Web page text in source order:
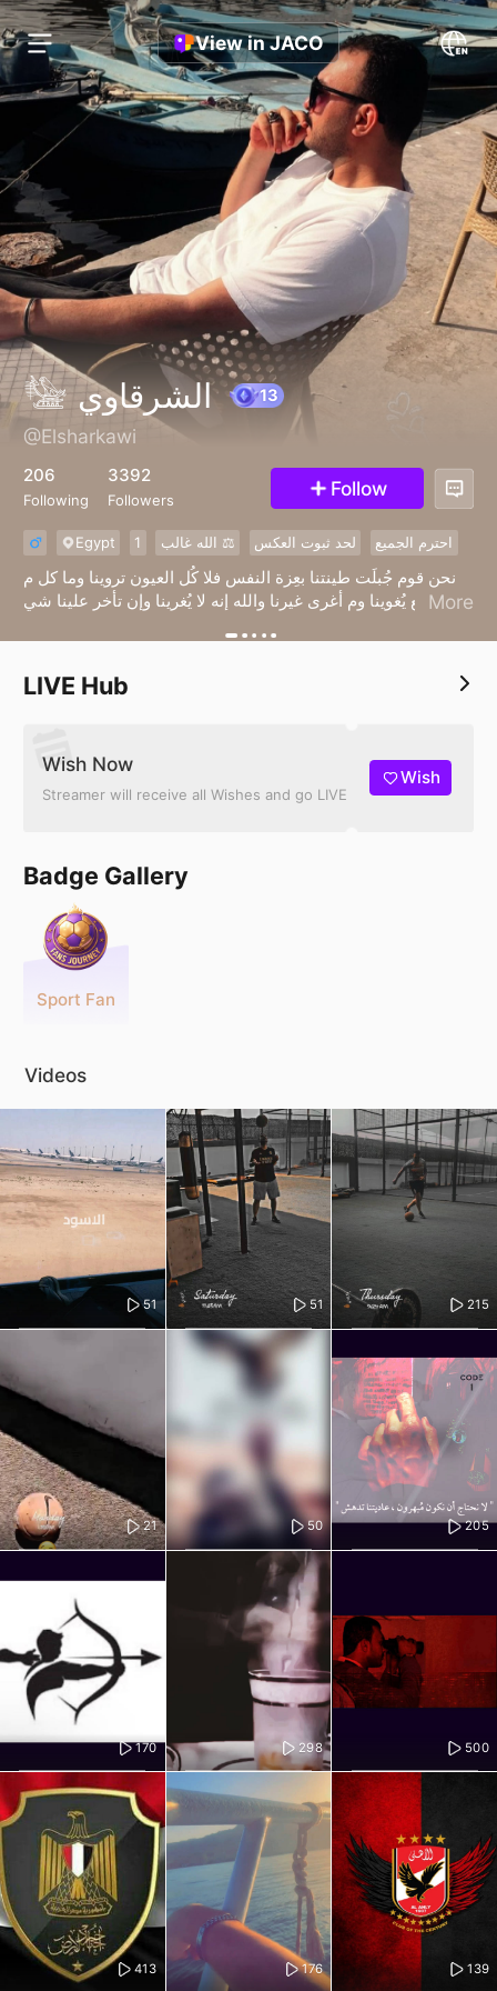
View in JACO
𓅋 الشرقاوي
@Elsharkawi
206
Following
3392
Followers Follow
Egypt 1 الله غالب ⚖︎ لحد ثبوت العكس احترم الجميع
نحن قوم جُبلَت طينتنا بعِزة النفس فلا كُل العيون تروينا وما كل م
لمع يُغوينا وم أغرى غيرنا والله إنه لا يُغرينا وإن تأخر علينا شيMore
LIVE Hub
Wish Now
Streamer will receive all Wishes and go LIVE
Wish
Badge Gallery
Sport Fan
Videos
51 51 215
21 50 205
170 298 500
413 176 139